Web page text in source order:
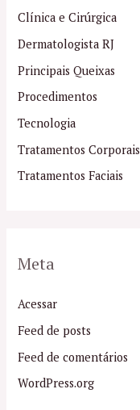
Clínica e Cirúrgica
Dermatologista RJ
Principais Queixas
Procedimentos
Tecnologia
Tratamentos Corporais
Tratamentos Faciais
Meta
Acessar
Feed de posts
Feed de comentários
WordPress.org